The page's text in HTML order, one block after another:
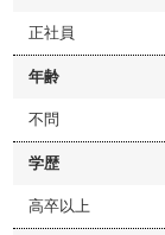
正社員
年齢
不問
学歴
高卒以上